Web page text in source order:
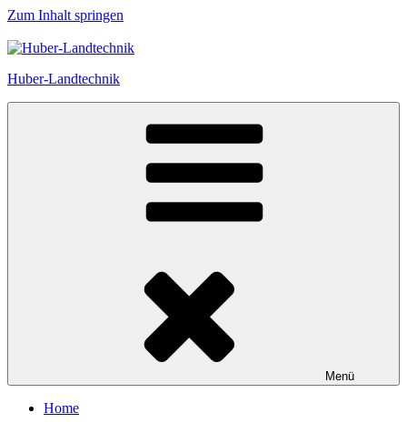
Zum Inhalt springen
Huber-Landtechnik
Menü
Home